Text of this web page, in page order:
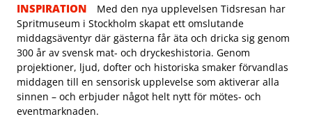
INSPIRATION
Med den nya upplevelsen Tidsresan har
Spritmuseum i Stockholm skapat ett omslutande
middagsäventyr där gästerna får äta och dricka sig genom
300 år av svensk mat- och dryckeshistoria. Genom
projektioner, ljud, dofter och historiska smaker förvandlas
middagen till en sensorisk upplevelse som aktiverar alla
sinnen – och erbjuder något helt nytt för mötes- och
eventmarknaden.